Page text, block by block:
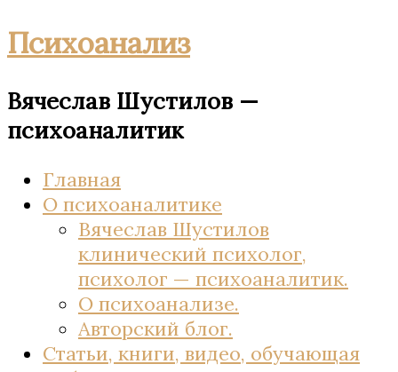
Психоанализ
Вячеслав Шустилов —
психоаналитик
Главная
О психоаналитике
Вячеслав Шустилов
клинический психолог,
психолог — психоаналитик.
О психоанализе.
Авторский блог.
Статьи, книги, видео, обучающая